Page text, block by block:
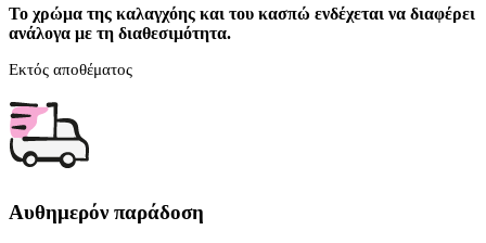
Το χρώμα της καλαγχόης και του κασπώ ενδέχεται να διαφέρει
ανάλογα με τη διαθεσιμότητα.
Εκτός αποθέματος
Αυθημερόν παράδοση